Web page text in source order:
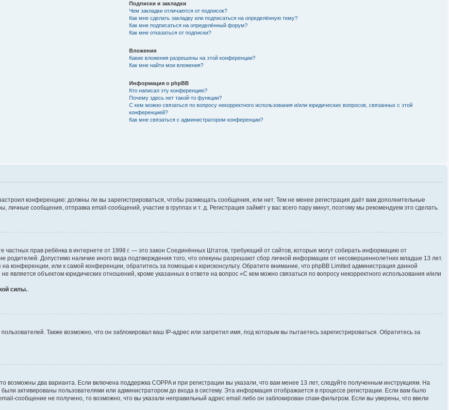
Подписки и закладки
Чем закладки отличаются от подписок?
Как мне сделать закладку или подписаться на определённую тему?
Как мне подписаться на определённый форум?
Как мне отказаться от подписки?
Вложения
Какие вложения разрешены на этой конференции?
Как мне найти мои вложения?
Информация о phpBB
Кто написал эту конференцию?
Почему здесь нет такой-то функции?
С кем можно связаться по вопросу некорректного использования и/или юридических вопросов, связанных с этой
конференцией?
Как мне связаться с администратором конференции?
конференцию: должны ли вы зарегистрироваться, чтобы размещать сообщения, или нет. Тем не менее регистрация даёт вам дополнительные
сообщения, отправка email-сообщений, участие в группах и т. д. Регистрация займёт у вас всего пару минут, поэтому мы рекомендуем это сделать.
частных прав ребёнка в интернете от 1998 г. — это закон Соединённых Штатов, требующий от сайтов, которые могут собирать информацию от
родителей. Допустимо наличие иного вида подтверждения того, что опекуны разрешают сбор личной информации от несовершеннолетних младше 13 лет.
конференции, или к самой конференции, обратитесь за помощью к юрисконсульту. Обратите внимание, что phpBB Limited администрация данной
объектом юридических отношений, кроме указанных в ответе на вопрос «С кем можно связаться по вопросу некорректного использования и/или
силы..
Также возможно, что он заблокировал ваш IP-адрес или запретил имя, под которым вы пытаетесь зарегистрироваться. Обратитесь за
возможны два варианта. Если включена поддержка COPPA и при регистрации вы указали, что вам менее 13 лет, следуйте полученным инструкциям. На
активированы пользователями или администратором до входа в систему. Эта информация отображается в процессе регистрации. Если вам было
сообщение не получено, то возможно, что вы указали неправильный адрес email либо он заблокирован спам-фильтром. Если вы уверены, что ввели